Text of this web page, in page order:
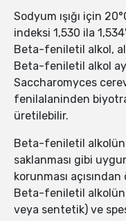
Sodyum ışığı için
indeksi 1,530 ila
Beta-feniletil alkol,
Beta-feniletil alkol
Saccharomyces
fenilalaninden
üretilebilir.
Beta-feniletil alkolün
saklanması gibi
korunması
Beta-feniletil alkolün
veya sentetik) ve